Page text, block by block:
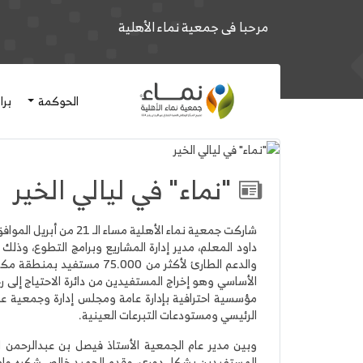
مرحبا فى جمعية نماء الأهلية
الحوكمة
"نماء" في ليالي الخير
شاركت جمعية نماء
داود المعلم، مدير إدارة المشاريع وبرامج التطوع،
والدعم الطارئ لأكثر
الأساسي وهو إخراج المستفيدين من دائرة الاحتياج
الرئيسي ومستودعات التبرعات العينية.
وبين مدير عام الجمعية الأستاذ فيصل بن عبدالرحمن